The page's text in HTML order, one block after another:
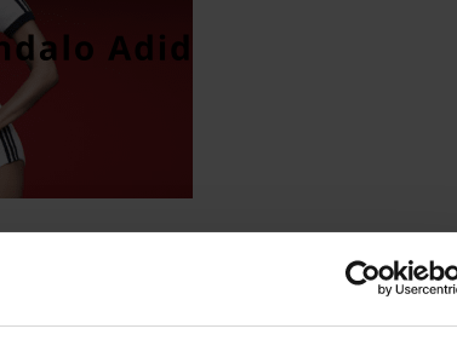
la politica, ancora
|LIFESTYLE